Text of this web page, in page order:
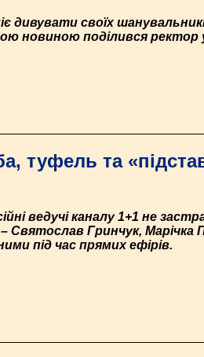
дивувати своїх
новиною поділився
туфель та
ведучі каналу 1+1 не
Гринчук, Марічка
під час прямих ефірів.